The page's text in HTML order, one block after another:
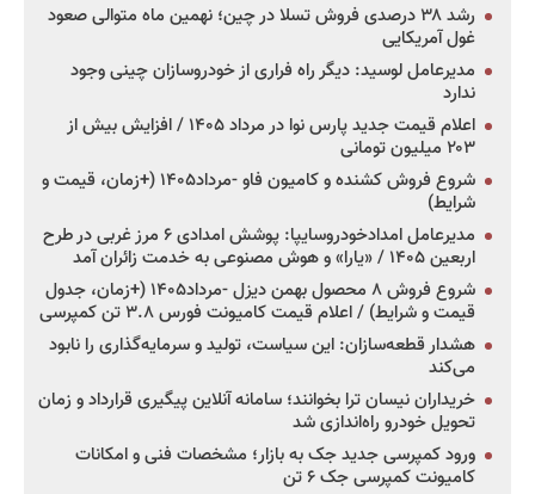
رشد ۳۸ درصدی فروش تسلا در چین؛ نهمین ماه متوالی صعود
غول آمریکایی
مدیرعامل لوسید: دیگر راه فراری از خودروسازان چینی وجود
ندارد
اعلام قیمت جدید پارس نوا در مرداد ۱۴۰۵ / افزایش بیش از
۲۰۳ میلیون تومانی
شروع فروش کشنده و کامیون فاو -مرداد۱۴۰۵ (+زمان، قیمت و
شرایط)
مدیرعامل امدادخودروسایپا: پوشش امدادی ۶ مرز غربی در طرح
اربعین ۱۴۰۵ / «یارا» و هوش مصنوعی به خدمت زائران آمد
شروع فروش ۸ محصول بهمن دیزل -مرداد۱۴۰۵ (+زمان، جدول
قیمت و شرایط) / اعلام قیمت کامیونت فورس ۳.۸ تن کمپرسی
هشدار قطعه‌سازان: این سیاست، تولید و سرمایه‌گذاری را نابود
می‌کند
خریداران نیسان ترا بخوانند؛ سامانه آنلاین پیگیری قرارداد و زمان
تحویل خودرو راه‌اندازی شد
ورود کمپرسی جدید جک به بازار؛ مشخصات فنی و امکانات
کامیونت کمپرسی جک ۶ تن